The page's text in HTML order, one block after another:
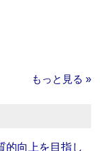
もっと見る »
的向上を目指し